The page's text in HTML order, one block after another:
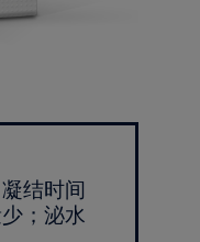
结时间
；泌水